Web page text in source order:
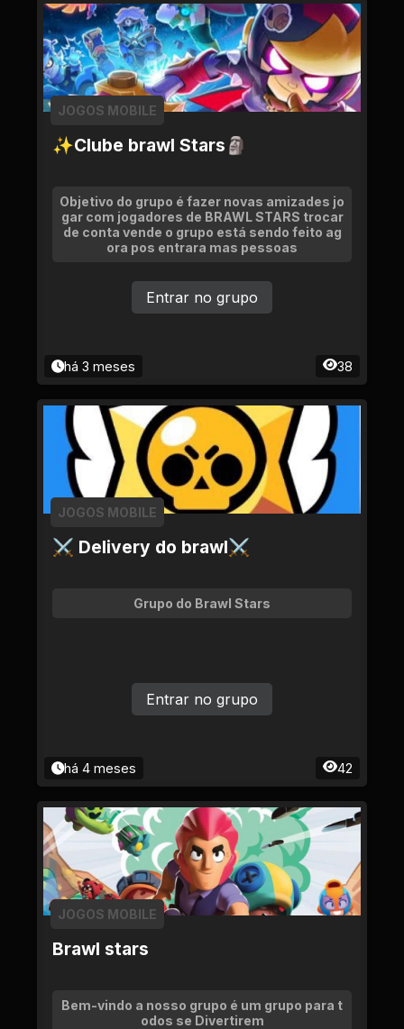
✨Clube brawl Stars🗿
JOGOS MOBILE
Objetivo do grupo é fazer novas amizades jo
gar com jogadores de BRAWL STARS trocar
de conta vende o grupo está sendo feito ag
ora pos entrara mas pessoas
há 3 meses 38
Entrar no grupo
⚔ Delivery do brawl⚔
JOGOS MOBILE
Grupo do Brawl Stars
há 4 meses 42
Entrar no grupo
Brawl stars
JOGOS MOBILE
Bem-vindo a nosso grupo é um grupo para t
odos se Divertirem